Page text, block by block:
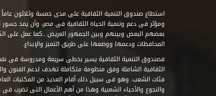
ومؤثر فى دعم وتنمية الحياة الثقافية فى مصر، وأن يمد جسور
بعضهم البعض وبينهم وبين الجمهور العريض ..كما عمل على
المحافظات ودعمها ووضعها على طريق التميز والإبداع.
فصندوق التنمية الثقافية يسير بخطى سريعة ومدروسة فى
الثقافية الشاملة وفق منظومة متكاملة تهدف لدعم الفنون
فئات الشعب. وهو فى سبيل ذلك أقام العديد من المكتبات
والنجوع والأحياء الشعبية وهذا من أهم الأعمال التى تضرب